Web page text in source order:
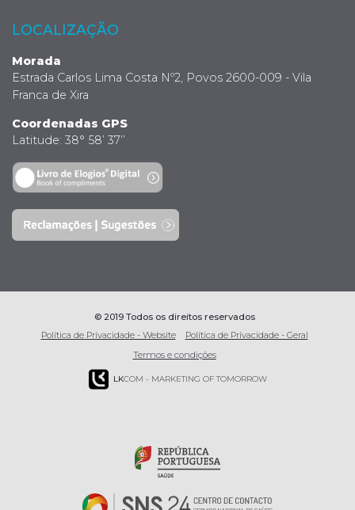
LOCALIZAÇÃO
Morada
Estrada Carlos Lima Costa Nº2, Povos 2600-009 - Vila
Franca de Xira
Coordenadas GPS
Latitude: 38° 58’ 37’’
© 2019 Todos os direitos reservados
Política de Privacidade - Website
Política de Privacidade - Geral
Termos e condições
LKCOM - MARKETING OF TOMORROW